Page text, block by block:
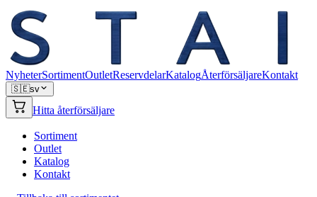
NyheterSortimentOutletReservdelarKatalogÅterförsäljareKontakt
🇸🇪sv
Hitta återförsäljare
Sortiment
Outlet
Katalog
Kontakt